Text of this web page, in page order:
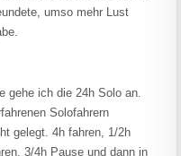
umso mehr Lust
gehe ich die 24h Solo an.
Solofahrern
gelegt. 4h fahren, 1/2h
3/4h Pause und dann in